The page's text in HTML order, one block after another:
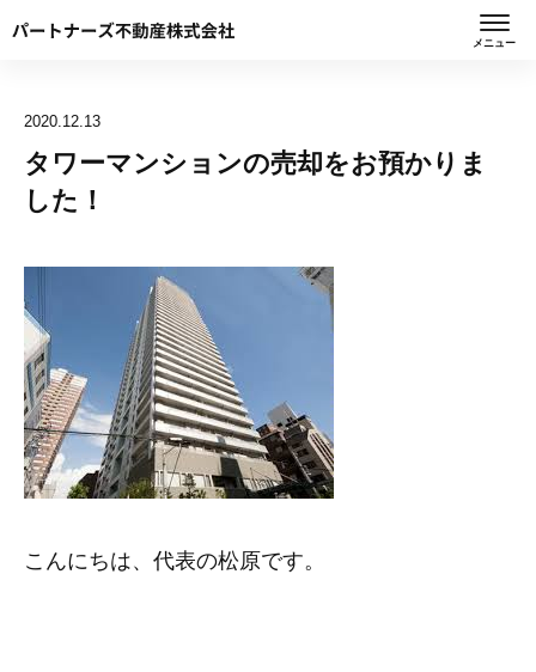
メニュー
2020.12.13
タワーマンションの売却をお預かりま
した！
こんにちは、代表の松原です。